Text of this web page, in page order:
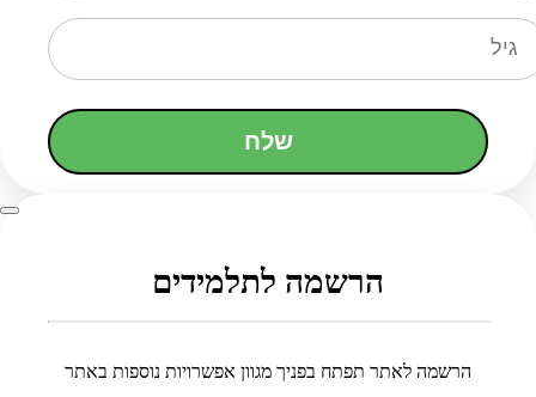
שלח
הרשמה לתלמידים
הרשמה לאתר תפתח בפניך מגוון אפשרויות נוספות באתר